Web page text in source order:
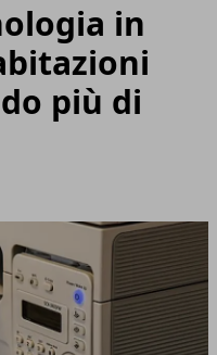
in
più di